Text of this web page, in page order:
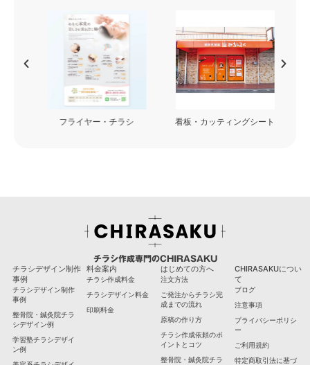
フライヤー・チラシ 看板・カッティングシート
チラシ作成専門のCHIRASAKU
チラシデザイン制作
事例
チラシデザイン制作
事例
整骨院・鍼灸院チラ
シデザイン例
学習塾チラシデザイ
ン例
料金案内
チラシ作成料金
チラシデザイン料金
印刷料金
はじめての方へ
注文方法
ご発注からチラシ完
成までの流れ
原稿の作り方
チラシ作成依頼のポ
イントとコツ
整骨院・鍼灸院チラ
CHIRASAKUについ
て
ブログ
注意事項
プライバシーポリシ
ー
ご利用規約
特定商取引法に基づ